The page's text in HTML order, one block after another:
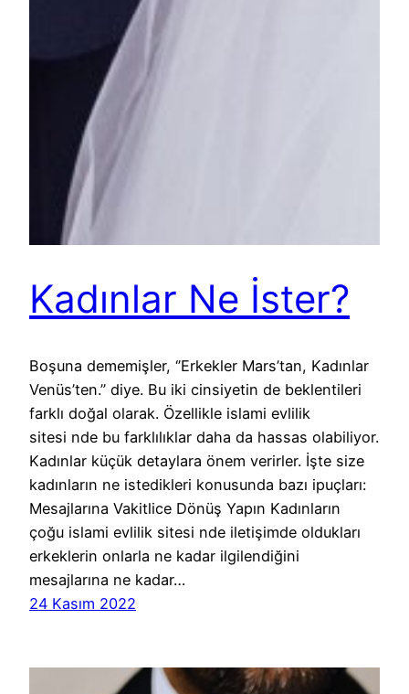
Kadınlar Ne İster?
Boşuna dememişler, ‘’Erkekler Mars’tan, Kadınlar
Venüs’ten.’’ diye. Bu iki cinsiyetin de beklentileri
farklı doğal olarak. Özellikle islami evlilik
sitesi nde bu farklılıklar daha da hassas olabiliyor.
Kadınlar küçük detaylara önem verirler. İşte size
kadınların ne istedikleri konusunda bazı ipuçları:
Mesajlarına Vakitlice Dönüş Yapın Kadınların
çoğu islami evlilik sitesi nde iletişimde oldukları
erkeklerin onlarla ne kadar ilgilendiğini
mesajlarına ne kadar…
24 Kasım 2022